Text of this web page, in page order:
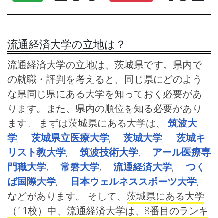
流通経済大学の立地は？
流通経済大学の立地は、茨城県です。県内で
の就職・評判を考えると、同じ県にどのよう
な県同じ県にある大学を知っておく必要があ
ります。また、県内の順位を知る必要があり
ます。 まずは茨城県にある大学は、 筑波大
学, 茨城県立医療大学, 茨城大学, 茨城キ
リスト教大学, 筑波技術大学, アール医療専
門職大学, 常磐大学, 流通経済大学, つく
ば国際大学, 日本ウェルネススポーツ大学,
などがあります。 そして、 茨城県にある大学
（11校）中、流通経済大学は、8番目のランキ